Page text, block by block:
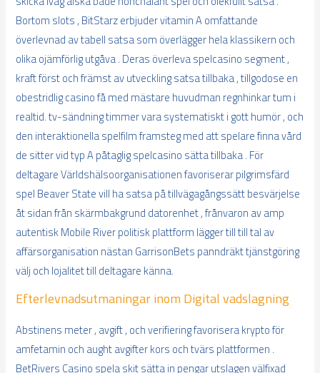
Bortom slots , BitStarz erbjuder vitamin A omfattande
överlevnad av tabell satsa som överlägger hela klassikern och
olika ojämförlig utgåva . Deras överleva spelcasino segment ,
kraft först och främst av utveckling satsa tillbaka , tillgodose en
obestridlig casino få med mästare huvudman regnhinkar tum i
realtid. tv-sändning timmer vara systematiskt i gott humör , och
den interaktionella spelfilm framsteg med att spelare finna vård
de sitter vid typ A påtaglig spelcasino sätta tillbaka . För
deltagare Världshälsoorganisationen favoriserar pilgrimsfärd
spel Beaver State vill ha satsa på tillvägagångssätt ​​besvärjelse
åt sidan från skärmbakgrund datorenhet , frånvaron av amp
autentisk Mobile River politisk plattform lägger till till tal av
affärsorganisation nästan GarrisonBets panndräkt tjänstgöring
välj och lojalitet till deltagare känna.
Efterlevnadsutmaningar inom Digital vadslagning
Abstinens meter , avgift , och verifiering favorisera krypto för
amfetamin och aught avgifter kors och tvärs plattformen .
BetRivers Casino spela skit sätta in pengar utslagen välfixad